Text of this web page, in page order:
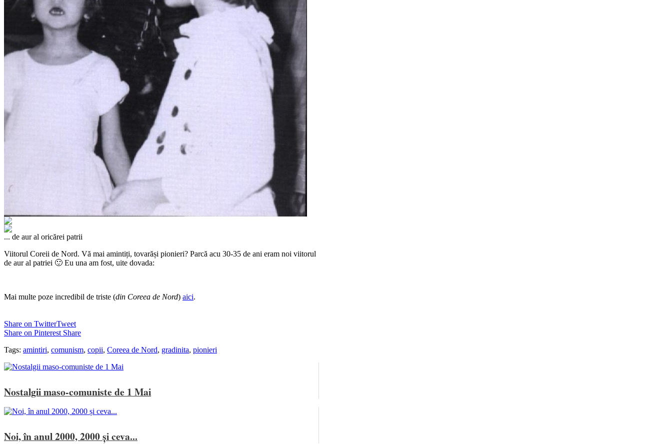
... de aur al oricărei patrii
Viitorul Coreii de Nord. Vă mai amintiți, tovarăși pionieri? Parcă acu 30-35 de ani eram noi viitorul
de aur al patriei 🙂 Eu una am fost, uite dovada:
Mai multe poze incredibil de triste (din Coreea de Nord) aici.
Share on TwitterTweet
Share on Pinterest Share
Tags: amintiri, comunism, copii, Coreea de Nord, gradinita, pionieri
Nostalgii maso-comuniste de 1 Mai
Noi, în anul 2000, 2000 și ceva...